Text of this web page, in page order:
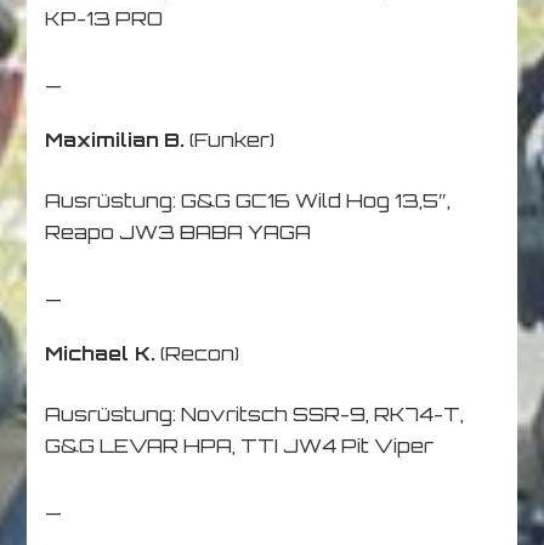
KP-13 PRO
Maximilian B. (Funker)
Ausrüstung: G&G GC16 Wild Hog 13,5″,
Reapo JW3 BABA YAGA
Michael K. (Recon)
Ausrüstung: Novritsch SSR-9, RK74-T,
G&G LEVAR HPA, TTI JW4 Pit Viper